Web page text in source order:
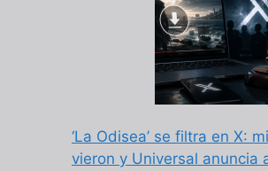
‘La Odisea’ se filtra en X:
vieron y Universal anuncia